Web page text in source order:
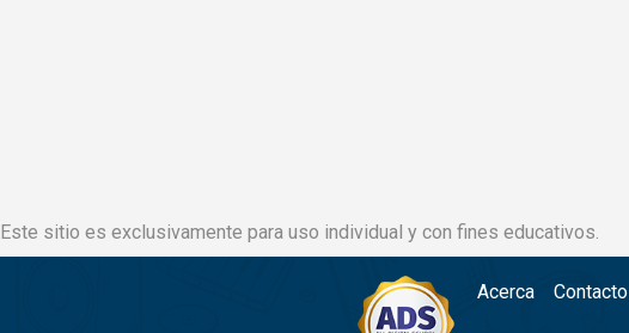
Este sitio es exclusivamente para uso individual y con fines educativos.
Acerca Contacto